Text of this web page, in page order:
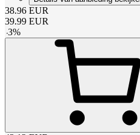
38.96 EUR
39.99 EUR
-3%